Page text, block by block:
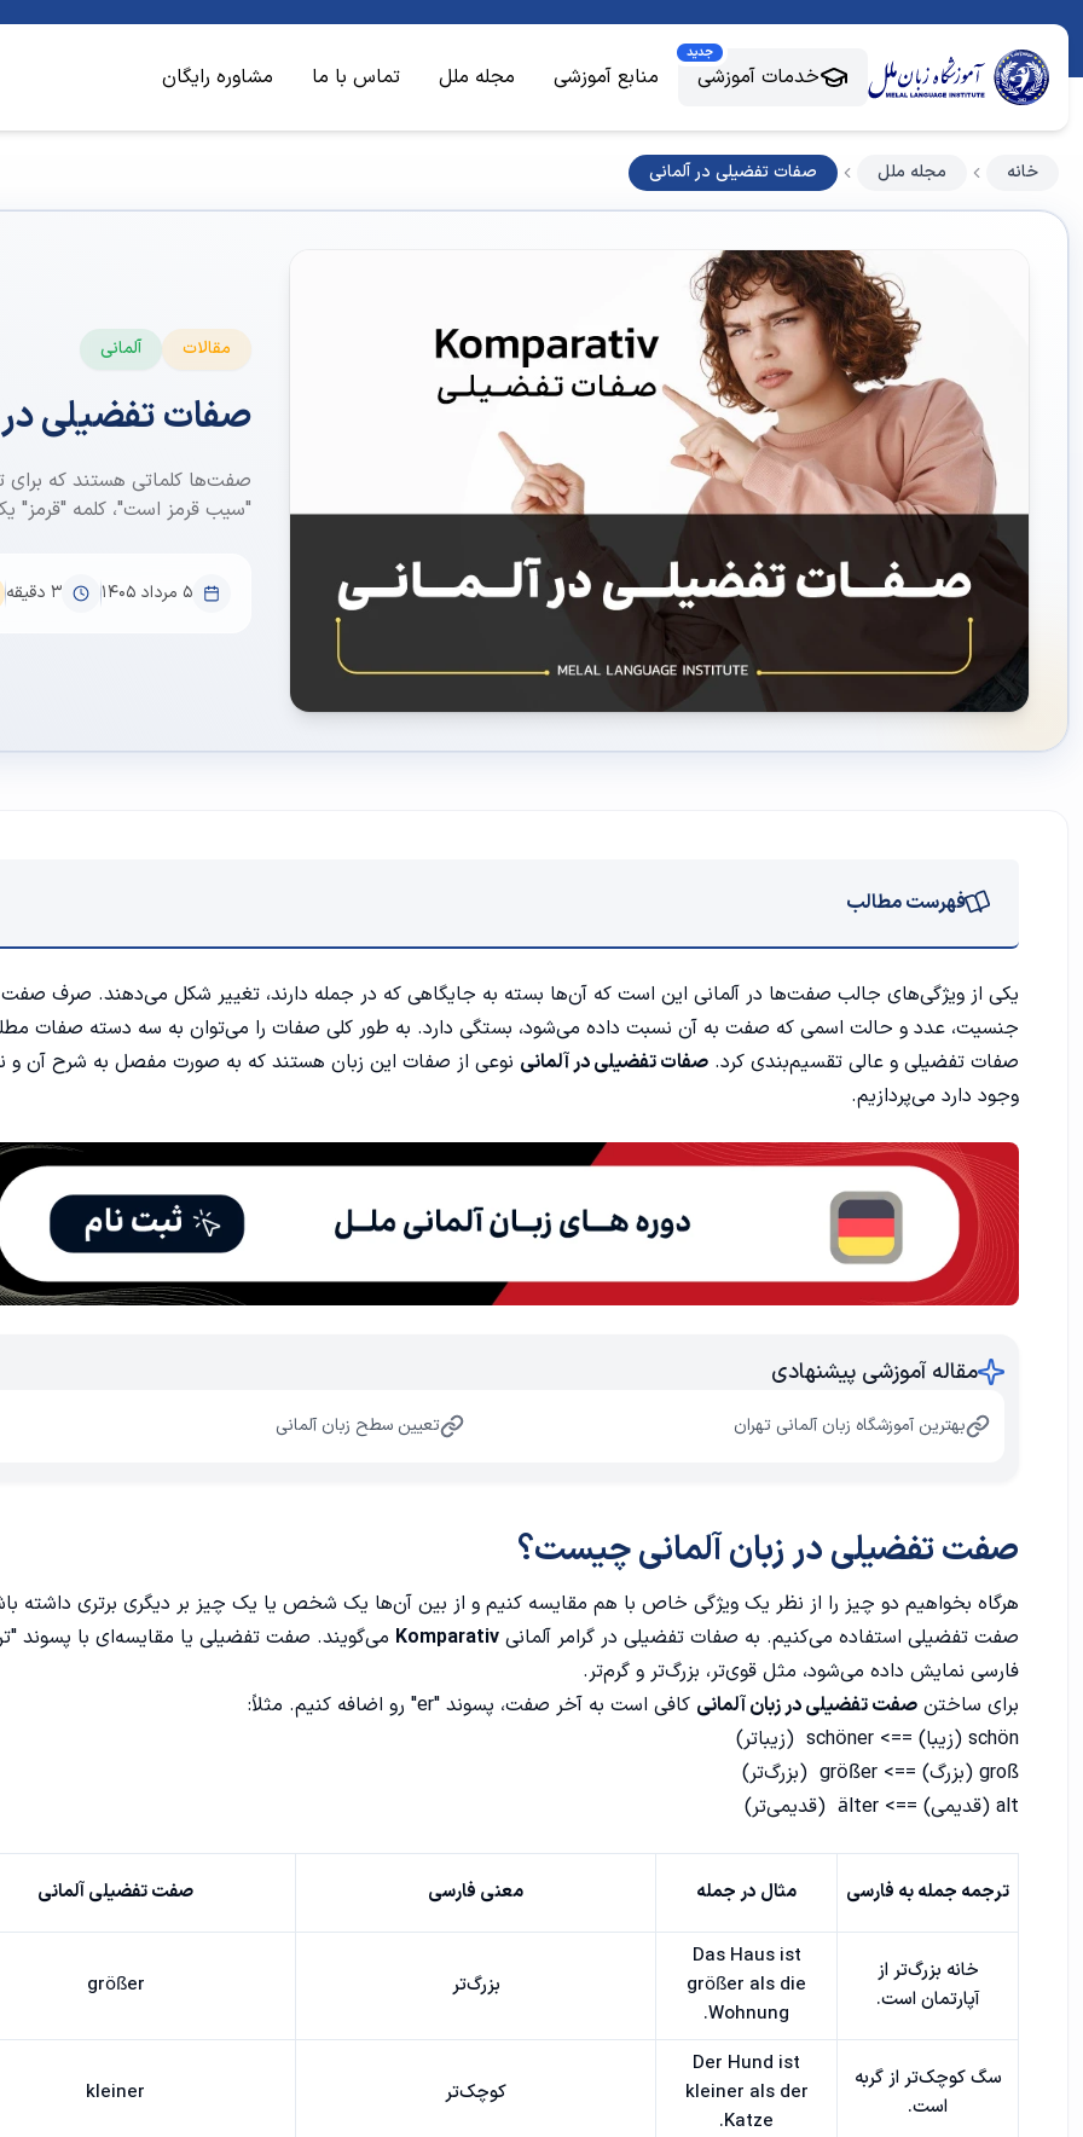
خدمات آموزشی
جدید
منابع آموزشی مجله ملل تماس با ما مشاوره رایگان
خانه مجله ملل صفات تفضیلی در آلمانی
مقالات آلمانی
صفات تفضیلی در
صفت‌ها کلماتی هستند که برای
"سیب قرمز است"، کلمه
۵ مرداد ۱۴۰۵ 3 دقیقه
فهرست مطالب
صفت تفضیلی در زبان آلمانی چیست؟
تفاوت صفات تفضیلی و صفات عالی در آلمانی
نحوه‌ ساخت صفت تفضیلی در زبان آلمانی
اضافه‌کردن er
اوملاوت (umlaut)
نحوه‌ ساخت صفت عالی در زبان آلمانی
یکی از ویژگی‌های جالب صفت‌ها در آلمانی این است که آن‌ها بسته به جایگاهی که در جمله دارند، تغییر شکل می‌دهند. صرف
جنسیت، عدد و حالت اسمی که صفت به آن نسبت داده می‌شود، بستگی دارد. به طور کلی صفات را می‌توان به سه دسته صفات
صفات تفضیلی و عالی تقسیم‌بندی کرد. صفات تفضیلی در آلمانی نوعی از صفات این زبان هستند که به صورت مفصل به شرح آن و
وجود دارد می‌پردازیم.
مقاله آموزشی پیشنهادی
بهترین آموزشگاه زبان آلمانی تهران تعیین سطح زبان آلمانی
صفت تفضیلی در زبان آلمانی چیست؟
هرگاه بخواهیم دو چیز را از نظر یک ویژگی خاص با هم مقایسه کنیم و از بین آن‌ها یک شخص یا یک چیز بر دیگری برتری داشته
صفت تفضیلی استفاده می‌کنیم. به صفات تفضیلی در گرامر آلمانی Komparativ می‌گویند. صفت تفضیلی یا مقایسه‌ای با پسوند
فارسی نمایش داده می‌شود، مثل قوی‌تر، بزرگ‌تر و گرم‌تر.
برای ساختن صفت تفضیلی در زبان آلمانی کافی است به آخر صفت، پسوند "er" رو اضافه کنیم. مثلاً:
schön (زیبا) ==> schöner (زیباتر)
groß (بزرگ) ==> größer (بزرگ‌تر)
alt (قدیمی) ==> älter (قدیمی‌تر)
ترجمه جمله به فارسی مثال در جمله معنی فارسی صفت تفضیلی آلمانی
خانه بزرگ‌تر از
آپارتمان است.
Das Haus ist
größer als die
Wohnung.
بزرگ‌تر größer
سگ کوچک‌تر از گربه
است.
Der Hund ist
kleiner als der
Katze.
کوچک‌تر kleiner